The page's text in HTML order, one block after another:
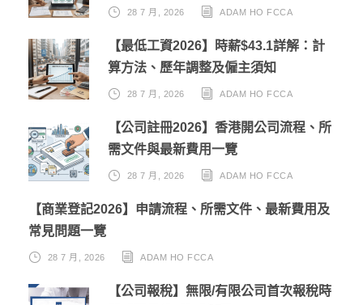
28 7 月, 2026 ADAM HO FCCA
【最低工資2026】時薪$43.1詳解：計
算方法、歷年調整及僱主須知
28 7 月, 2026 ADAM HO FCCA
【公司註冊2026】香港開公司流程、所
需文件與最新費用一覽
28 7 月, 2026 ADAM HO FCCA
【商業登記2026】申請流程、所需文件、最新費用及
常見問題一覽
28 7 月, 2026 ADAM HO FCCA
【公司報稅】無限/有限公司首次報稅時